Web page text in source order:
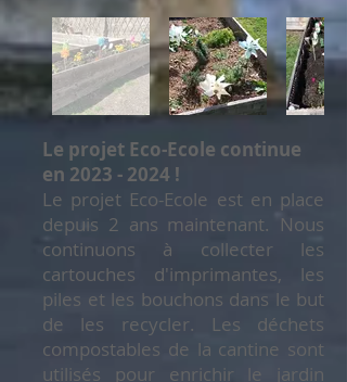
Le projet Eco-Ecole continue
en 2023 - 2024 !
Le projet Eco-Ecole est en place
depuis 2 ans maintenant. Nous
continuons à collecter les
cartouches d'imprimantes, les
piles et les bouchons dans le but
de les recycler. Les déchets
compostables de la cantine sont
utilisés pour enrichir le jardin